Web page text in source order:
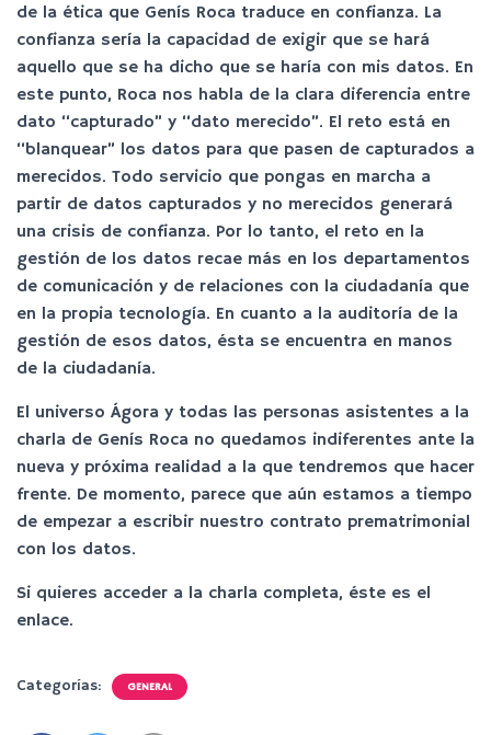
de la ética que Genís Roca traduce en confianza. La
confianza sería la capacidad de exigir que se hará
aquello que se ha dicho que se haría con mis datos. En
este punto, Roca nos habla de la clara diferencia entre
dato “capturado” y “dato merecido”. El reto está en
“blanquear” los datos para que pasen de capturados a
merecidos. Todo servicio que pongas en marcha a
partir de datos capturados y no merecidos generará
una crisis de confianza. Por lo tanto, el reto en la
gestión de los datos recae más en los departamentos
de comunicación y de relaciones con la ciudadanía que
en la propia tecnología. En cuanto a la auditoría de la
gestión de esos datos, ésta se encuentra en manos
de la ciudadanía.
El universo Ágora y todas las personas asistentes a la
charla de Genís Roca no quedamos indiferentes ante la
nueva y próxima realidad a la que tendremos que hacer
frente. De momento, parece que aún estamos a tiempo
de empezar a escribir nuestro contrato prematrimonial
con los datos.
Si quieres acceder a la charla completa, éste es el
enlace.
Categorías: GENERAL